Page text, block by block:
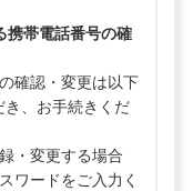
携帯電話番号の確
確認・変更は以下
き、お手続きくだ
・変更する場合
ワードをご入力く